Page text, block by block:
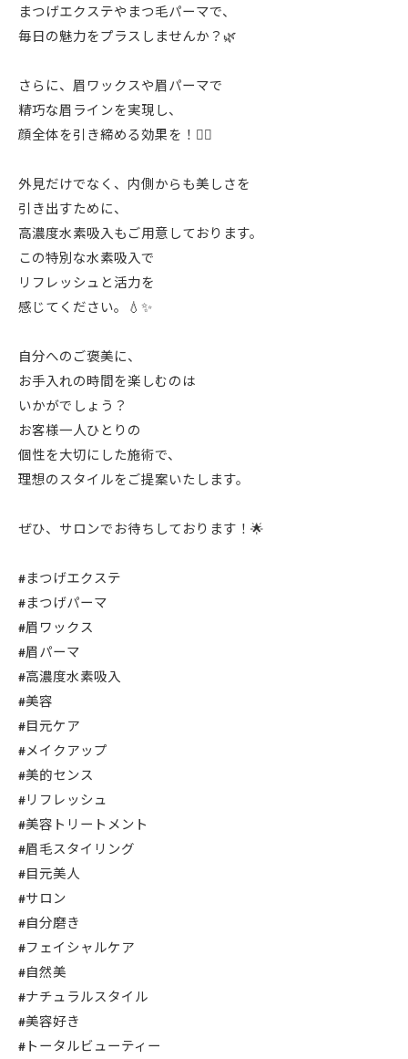
まつげエクステやまつ毛パーマで、
毎日の魅力をプラスしませんか？🌿
さらに、眉ワックスや眉パーマで
精巧な眉ラインを実現し、
顔全体を引き締める効果を！💁‍♀️
外見だけでなく、内側からも美しさを
引き出すために、
高濃度水素吸入もご用意しております。
この特別な水素吸入で
リフレッシュと活力を
感じてください。💧✨
自分へのご褒美に、
お手入れの時間を楽しむのは
いかがでしょう？
お客様一人ひとりの
個性を大切にした施術で、
理想のスタイルをご提案いたします。
ぜひ、サロンでお待ちしております！🌟
#まつげエクステ
#まつげパーマ
#眉ワックス
#眉パーマ
#高濃度水素吸入
#美容
#目元ケア
#メイクアップ
#美的センス
#リフレッシュ
#美容トリートメント
#眉毛スタイリング
#目元美人
#サロン
#自分磨き
#フェイシャルケア
#自然美
#ナチュラルスタイル
#美容好き
#トータルビューティー